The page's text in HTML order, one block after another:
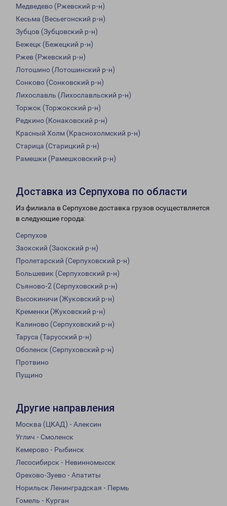
Медведево (Ржевский р-н)
Кесьма (Весьегонский р-н)
Зубцов (Зубцовский р-н)
Бежецк (Бежецкий р-н)
Ржев (Ржевский р-н)
Лотошино (Лотошинский р-н)
Сонково (Сонковский р-н)
Лихославль (Лихославльский р-н)
Торжок (Торжокский р-н)
Редкино (Конаковский р-н)
Красный Холм (Краснохолмский р-н)
Старица (Старицкий р-н)
Рамешки (Рамешковский р-н)
Доставка из Серпухова по области
Из филиала в Серпухове доставка грузов осуществляется
в следующие города:
Серпухов
Заокский (Заокский р-н)
Пролетарский (Серпуховский р-н)
Большевик (Серпуховский р-н)
Съяново-2 (Серпуховский р-н)
Высокиничи (Жуковский р-н)
Кременки (Жуковский р-н)
Калиново (Серпуховский р-н)
Таруса (Тарусский р-н)
Оболенск (Серпуховский р-н)
Протвино
Пущино
Другие направления
Москва (ЦКАД) - Алексин
Углич - Смоленск
Кемерово - Рыбинск
Лесосибирск - Невинномысск
Орехово-Зуево - Апатиты
Норильск Ленинградская - Пермь
Гомель - Курган